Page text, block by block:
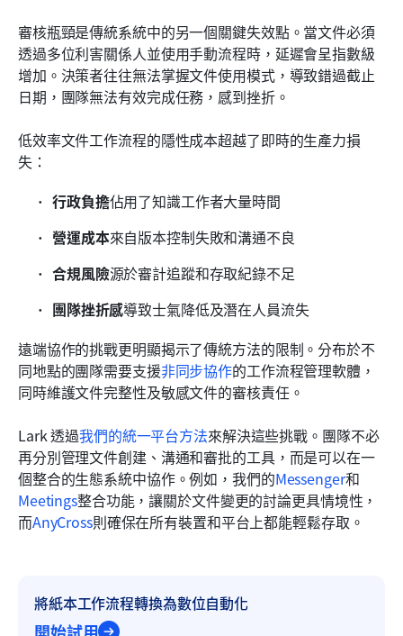
審核瓶頸是傳統系統中的另一個關鍵失效點。當文件必須
透過多位利害關係人並使用手動流程時，延遲會呈指數級
增加。決策者往往無法掌握文件使用模式，導致錯過截止
日期，團隊無法有效完成任務，感到挫折。
低效率文件工作流程的隱性成本超越了即時的生產力損
失：
行政負擔佔用了知識工作者大量時間
營運成本來自版本控制失敗和溝通不良
合規風險源於審計追蹤和存取紀錄不足
團隊挫折感導致士氣降低及潛在人員流失
遠端協作的挑戰更明顯揭示了傳統方法的限制。分布於不
同地點的團隊需要支援非同步協作的工作流程管理軟體，
同時維護文件完整性及敏感文件的審核責任。
Lark 透過我們的統一平台方法來解決這些挑戰。團隊不必
再分別管理文件創建、溝通和審批的工具，而是可以在一
個整合的生態系統中協作。例如，我們的Messenger和
Meetings整合功能，讓關於文件變更的討論更具情境性，
而AnyCross則確保在所有裝置和平台上都能輕鬆存取。
將紙本工作流程轉換為數位自動化
開始試用